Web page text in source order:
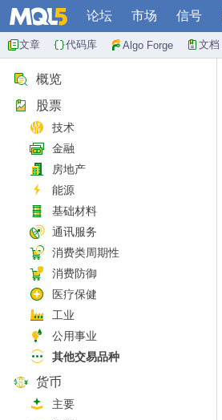
论坛 市场 信号
文章 代码库 Algo Forge 文档
概览
股票
技术
金融
房地产
能源
基础材料
通讯服务
消费类周期性
消费防御
医疗保健
工业
公用事业
其他交易品种
货币
主要